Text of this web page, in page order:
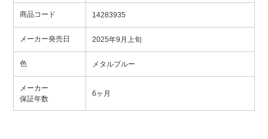
商品コード 14283935
メーカー発売日 2025年9月上旬
色 メタルブルー
メーカー
保証年数
6ヶ月